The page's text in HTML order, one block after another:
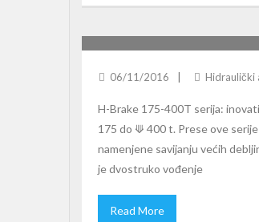
06/11/2016 Hidraulički
H-Brake 175-400T serija:
175 do ⟱ 400 t. Prese ove
namenjene savijanju većih
je dvostruko vođenje
Read More